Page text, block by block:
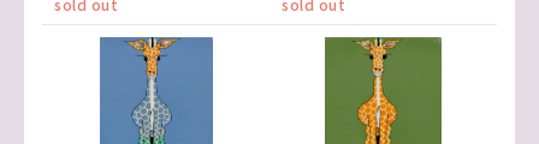
sold out sold out